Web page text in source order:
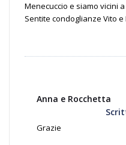
Menecuccio e siamo vicini
Sentite condoglianze Vito e
Anna e Rocchetta
Grazie